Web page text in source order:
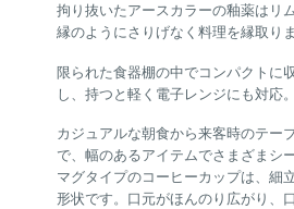
拘り抜いたアースカラーの釉薬はリ
縁のようにさりげなく料理を縁取りま
限られた食器棚の中でコンパクトに
し、持つと軽く電子レンジにも対応。
カジュアルな朝食から来客時のテー
で、幅のあるアイテムでさまざまシ
マグタイプのコーヒーカップは、細
形状です。口元がほんのり広がり、